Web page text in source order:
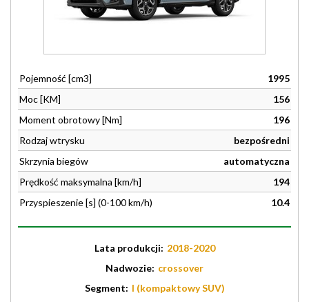
Pojemność [cm3]
1995
Moc [KM]
156
Moment obrotowy [Nm]
196
Rodzaj wtrysku
bezpośredni
Skrzynia biegów
automatyczna
Prędkość maksymalna [km/h]
194
Przyspieszenie [s] (0-100 km/h)
10.4
Lata produkcji: 2018-2020
Nadwozie: crossover
Segment: I (kompaktowy SUV)